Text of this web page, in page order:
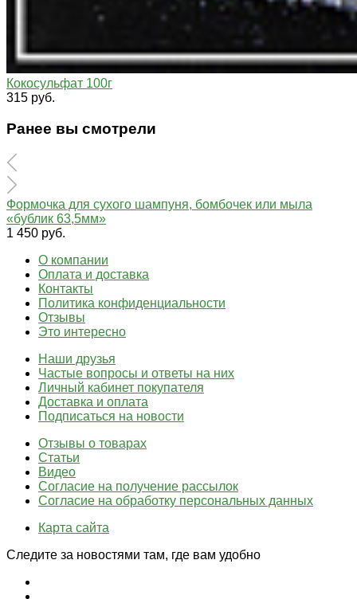
Кокосульфат 100г
315 руб.
Ранее вы смотрели
Формочка для сухого шампуня, бомбочек или мыла
«бублик 63,5мм»
1 450 руб.
О компании
Оплата и доставка
Контакты
Политика конфиденциальности
Отзывы
Это интересно
Наши друзья
Частые вопросы и ответы на них
Личный кабинет покупателя
Доставка и оплата
Подписаться на новости
Отзывы о товарах
Статьи
Видео
Согласие на получение рассылок
Согласие на обработку персональных данных
Карта сайта
Следите за новостями там, где вам удобно